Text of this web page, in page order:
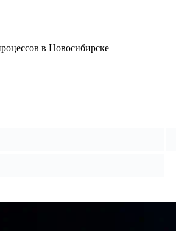
в Новосибирске